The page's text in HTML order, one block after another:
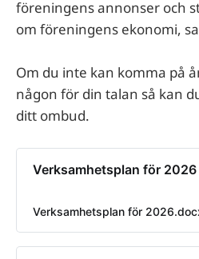
föreningens annonser och
om föreningens ekonomi,
Om du inte kan komma på
någon för din talan så kan
ditt ombud.
Verksamhetsplan för 2026
Verksamhetsplan för